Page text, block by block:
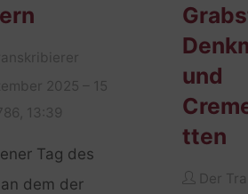
2025 – 15
13:39
Tag des
dem der
und
tten
Der